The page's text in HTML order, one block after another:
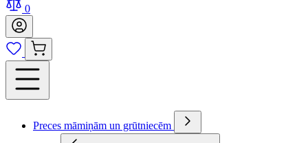
0
Preces māmiņām un grūtniecēm